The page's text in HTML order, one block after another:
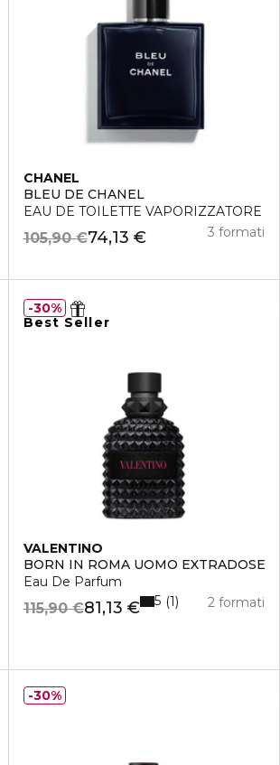
CHANEL
BLEU DE CHANEL
EAU DE TOILETTE VAPORIZZATORE
74,13 €
105,90 € 3 formati
Best Seller
VALENTINO
BORN IN ROMA UOMO EXTRADOSE
Eau De Parfum
81,13 €
115,90 € 2 formati
5 1
30%
30%